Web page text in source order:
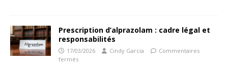
Prescription d’alprazolam : cadre légal et
responsabilités
17/03/2026 Cindy Garcia
Commentaires
fermés